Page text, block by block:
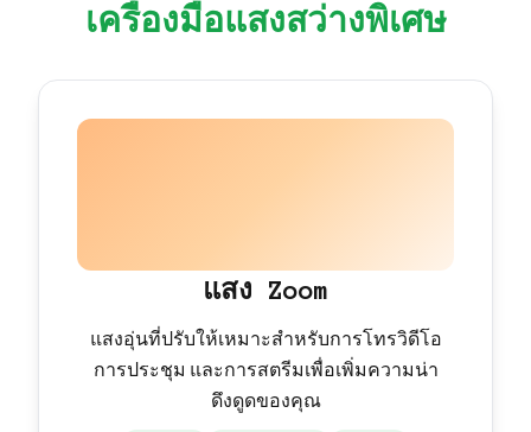
เครื่องมือแสงสว่างพิเศษ
แสง Zoom
แสงอุ่นที่ปรับให้เหมาะสำหรับการโทรวิดีโอ
การประชุม และการสตรีมเพื่อเพิ่มความน่า
ดึงดูดของคุณ